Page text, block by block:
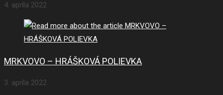
4. apríla 2022
MRKVOVO – HRÁŠKOVÁ POLIEVKA
3. apríla 2022